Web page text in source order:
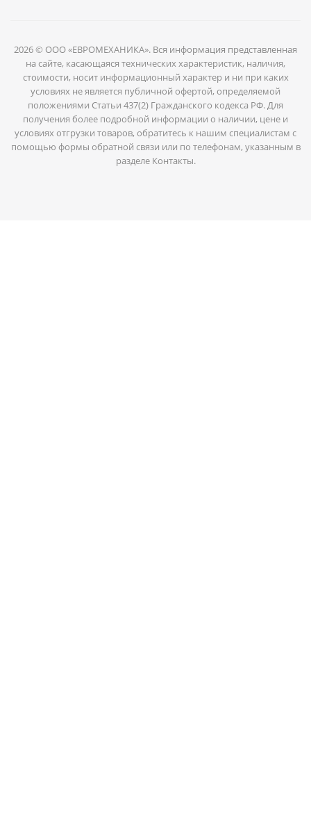
2026 © ООО «ЕВРОМЕХАНИКА». Вся информация представленная
на сайте, касающаяся технических характеристик, наличия,
стоимости, носит информационный характер и ни при каких
условиях не является публичной офертой, определяемой
положениями Статьи 437(2) Гражданского кодекса РФ. Для
получения более подробной информации о наличии, цене и
условиях отгрузки товаров, обратитесь к нашим специалистам с
помощью формы обратной связи или по телефонам, указанным в
разделе Контакты.